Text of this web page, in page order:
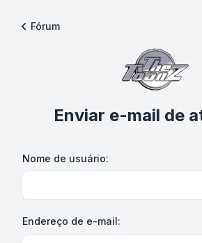
Fórum
Enviar e-mail de
Nome de usuário:
Endereço de e-mail: